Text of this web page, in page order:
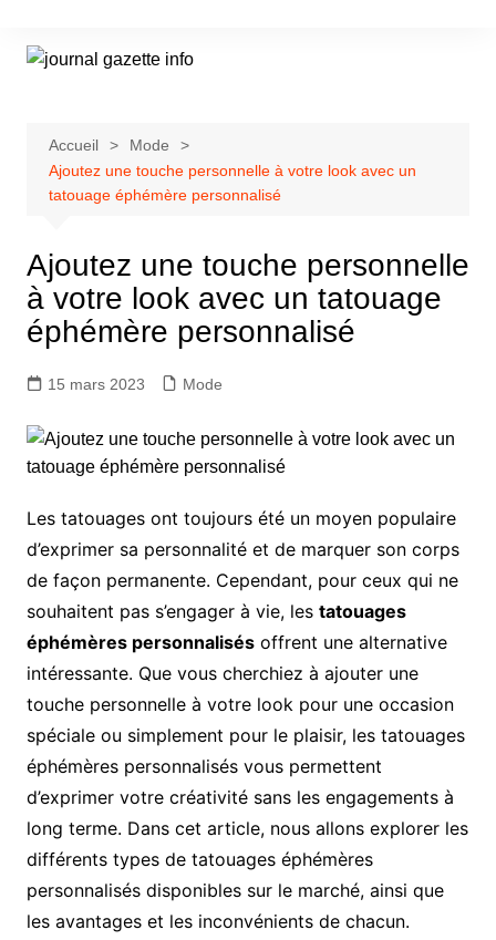
contenu
Accueil
Mode
Ajoutez une touche personnelle à votre look avec un
tatouage éphémère personnalisé
Ajoutez une touche personnelle
à votre look avec un tatouage
éphémère personnalisé
15 mars 2023 Mode
Les tatouages ont toujours été un moyen populaire
d’exprimer sa personnalité et de marquer son corps
de façon permanente. Cependant, pour ceux qui ne
souhaitent pas s’engager à vie, les tatouages
éphémères personnalisésoffrent une alternative
intéressante. Que vous cherchiez à ajouter une
touche personnelle à votre look pour une occasion
spéciale ou simplement pour le plaisir, les tatouages
éphémères personnalisés vous permettent
d’exprimer votre créativité sans les engagements à
long terme. Dans cet article, nous allons explorer les
différents types de tatouages éphémères
personnalisés disponibles sur le marché, ainsi que
les avantages et les inconvénients de chacun.